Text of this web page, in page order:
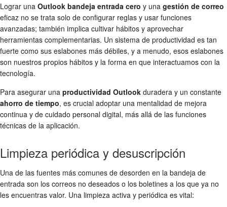
Lograr una Outlook bandeja entrada cero y una gestión de correo
eficaz no se trata solo de configurar reglas y usar funciones
avanzadas; también implica cultivar hábitos y aprovechar
herramientas complementarias. Un sistema de productividad es tan
fuerte como sus eslabones más débiles, y a menudo, esos eslabones
son nuestros propios hábitos y la forma en que interactuamos con la
tecnología.
Para asegurar una productividad Outlook duradera y un constante
ahorro de tiempo, es crucial adoptar una mentalidad de mejora
continua y de cuidado personal digital, más allá de las funciones
técnicas de la aplicación.
Limpieza periódica y desuscripción
Una de las fuentes más comunes de desorden en la bandeja de
entrada son los correos no deseados o los boletines a los que ya no
les encuentras valor. Una limpieza activa y periódica es vital: